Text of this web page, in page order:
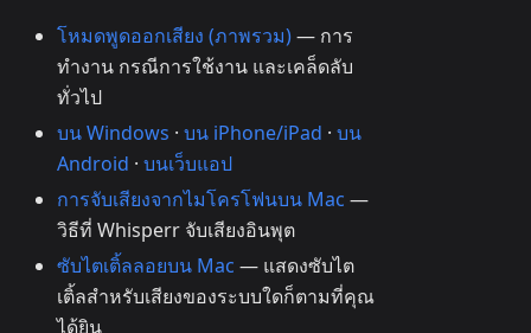
โหมดพูดออกเสียง (ภาพรวม)— การ
ทำงาน กรณีการใช้งาน และเคล็ดลับ
ทั่วไป
บน Windows · บน iPhone/iPad · บน
Android · บนเว็บแอป
การจับเสียงจากไมโครโฟนบน Mac —
วิธีที่ Whisperr จับเสียงอินพุต
ซับไตเติ้ลลอยบน Mac — แสดงซับไต
เติ้ลสำหรับเสียงของระบบใดก็ตามที่คุณ
ได้ยิน